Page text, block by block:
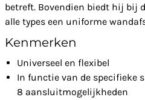
betreft. Bovendien biedt hij bij
alle types een uniforme
Kenmerken
Universeel en flexibel
In functie van de specifieke
8 aansluitmogelijkheden